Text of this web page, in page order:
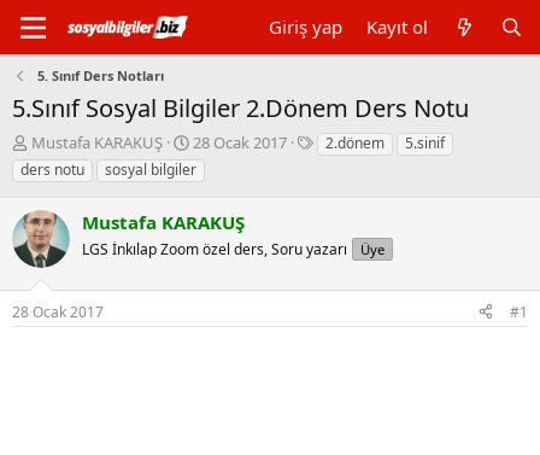
Giriş yap Kayıt ol
5. Sınıf Ders Notları
5.Sınıf Sosyal Bilgiler 2.Dönem Ders Notu
K
o
n
b
u
y
u
b
a
Mustafa KARAKUŞ
B
a
ş
a
n
ı
28 Ocak 2017
E
t
e
2.dönem
5.sinif
ders notu
sosyal bilgiler
Mustafa KARAKUŞ
LGS İnkılap Zoom özel ders, Soru yazarı Üye
28 Ocak 2017 #1